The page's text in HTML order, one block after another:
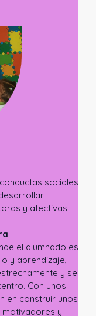
sociales
y afectivas.
.
el alumnado es
y aprendizaje,
y se
Con unos
en construir unos
motivadores y